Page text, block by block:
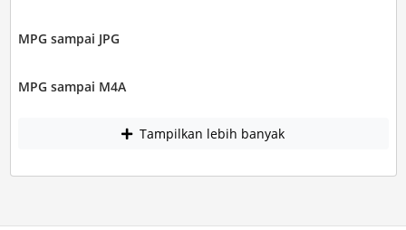
MPG sampai JPG
MPG sampai M4A
Tampilkan lebih banyak